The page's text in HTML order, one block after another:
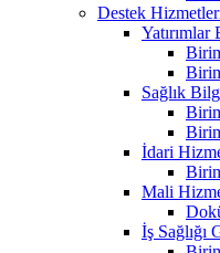
Destek
Yatırımlar
Sağlık
İdari
Mali
İş Sağlığı